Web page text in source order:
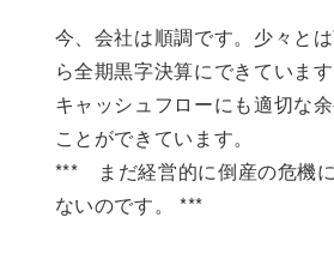
今、会社は順調です。少々と
ら全期黒字決算にできています
キャッシュフローにも適切な
ことができています。
*** まだ経営的に倒産の危機
ないのです。 ***